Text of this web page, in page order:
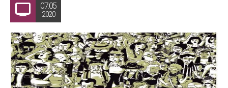
07.05
2020